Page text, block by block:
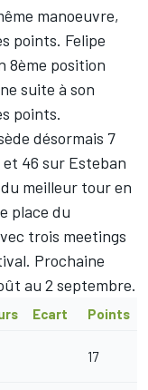
manoeuvre,
points. Felipe
8ème position
suite à son
points.
désormais 7
46 sur Esteban
meilleur tour en
place du
trois meetings
Prochaine
au 2 septembre.
Ecart Points
17